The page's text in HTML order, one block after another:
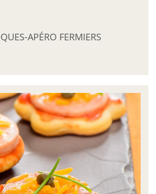
APÉRO FERMIERS